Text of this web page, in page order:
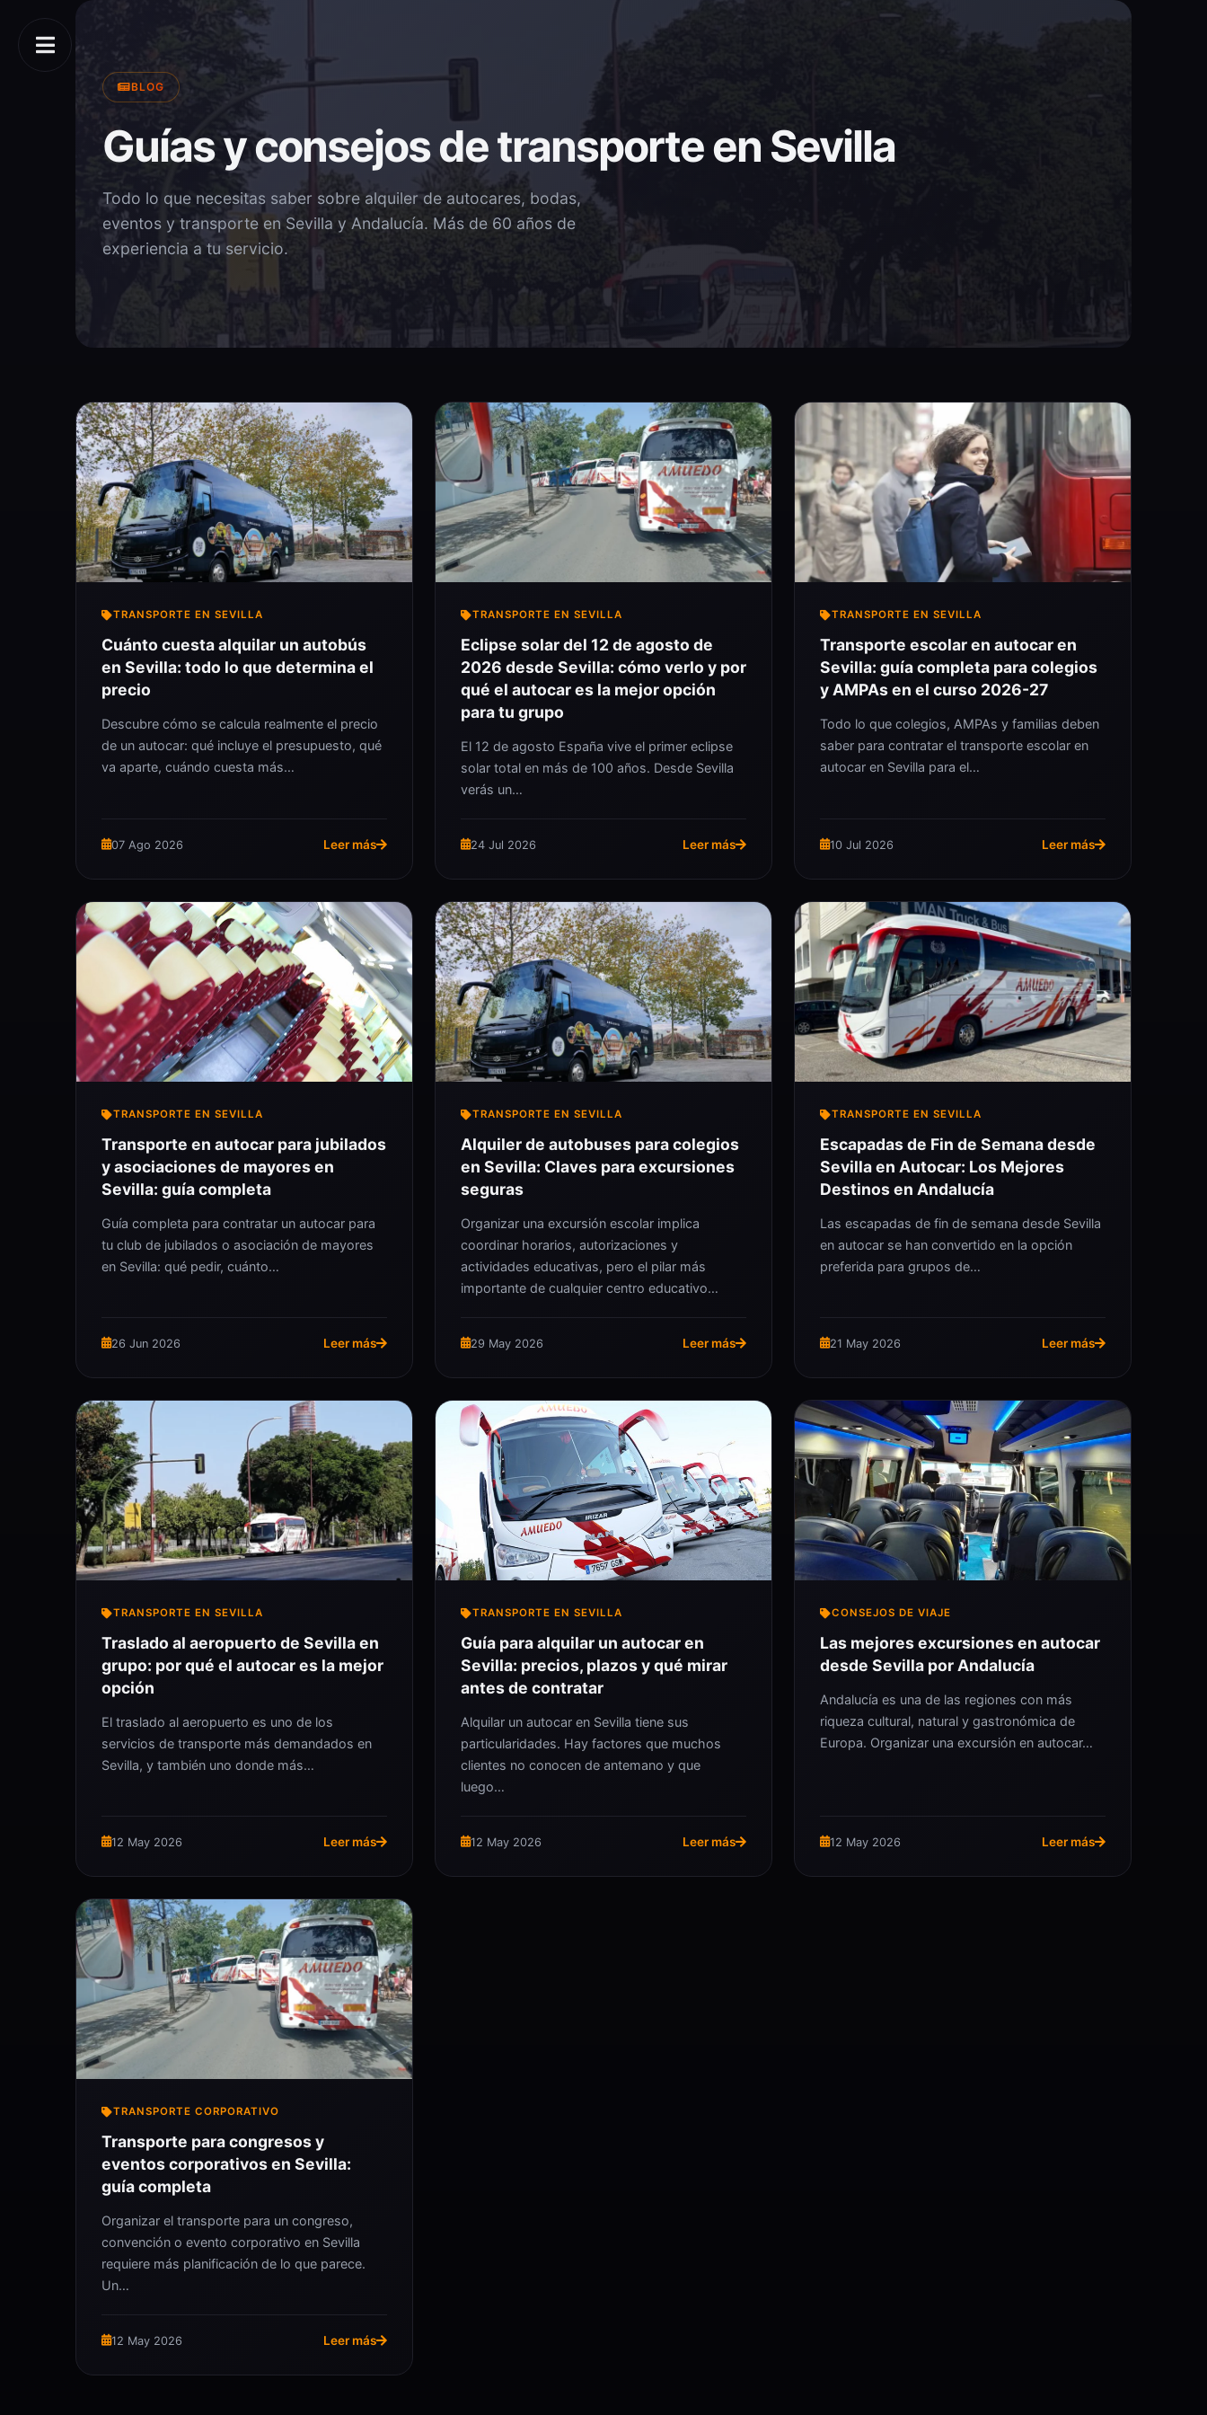
BLOG
Guías y consejos de transporte en Sevilla
Todo lo que necesitas saber sobre alquiler de autocares, bodas,
eventos y transporte en Sevilla y Andalucía. Más de 60 años de
experiencia a tu servicio.
TRANSPORTE EN SEVILLA
Cuánto cuesta alquilar un autobús
en Sevilla: todo lo que determina el
precio
Descubre cómo se calcula realmente el precio
de un autocar: qué incluye el presupuesto, qué
va aparte, cuándo cuesta más…
07 Ago 2026 Leer más
TRANSPORTE EN SEVILLA
Eclipse solar del 12 de agosto de
2026 desde Sevilla: cómo verlo y por
qué el autocar es la mejor opción
para tu grupo
El 12 de agosto España vive el primer eclipse
solar total en más de 100 años. Desde Sevilla
verás un…
24 Jul 2026 Leer más
TRANSPORTE EN SEVILLA
Transporte escolar en autocar en
Sevilla: guía completa para colegios
y AMPAs en el curso 2026-27
Todo lo que colegios, AMPAs y familias deben
saber para contratar el transporte escolar en
autocar en Sevilla para el…
10 Jul 2026 Leer más
TRANSPORTE EN SEVILLA
Transporte en autocar para jubilados
y asociaciones de mayores en
Sevilla: guía completa
Guía completa para contratar un autocar para
tu club de jubilados o asociación de mayores
en Sevilla: qué pedir, cuánto…
26 Jun 2026 Leer más
TRANSPORTE EN SEVILLA
Alquiler de autobuses para colegios
en Sevilla: Claves para excursiones
seguras
Organizar una excursión escolar implica
coordinar horarios, autorizaciones y
actividades educativas, pero el pilar más
importante de cualquier centro educativo…
29 May 2026 Leer más
TRANSPORTE EN SEVILLA
Escapadas de Fin de Semana desde
Sevilla en Autocar: Los Mejores
Destinos en Andalucía
Las escapadas de fin de semana desde Sevilla
en autocar se han convertido en la opción
preferida para grupos de…
21 May 2026 Leer más
TRANSPORTE EN SEVILLA
Traslado al aeropuerto de Sevilla en
grupo: por qué el autocar es la mejor
opción
El traslado al aeropuerto es uno de los
servicios de transporte más demandados en
Sevilla, y también uno donde más…
12 May 2026 Leer más
TRANSPORTE EN SEVILLA
Guía para alquilar un autocar en
Sevilla: precios, plazos y qué mirar
antes de contratar
Alquilar un autocar en Sevilla tiene sus
particularidades. Hay factores que muchos
clientes no conocen de antemano y que
luego…
12 May 2026 Leer más
CONSEJOS DE VIAJE
Las mejores excursiones en autocar
desde Sevilla por Andalucía
Andalucía es una de las regiones con más
riqueza cultural, natural y gastronómica de
Europa. Organizar una excursión en autocar…
12 May 2026 Leer más
TRANSPORTE CORPORATIVO
Transporte para congresos y
eventos corporativos en Sevilla:
guía completa
Organizar el transporte para un congreso,
convención o evento corporativo en Sevilla
requiere más planificación de lo que parece.
Un…
12 May 2026 Leer más